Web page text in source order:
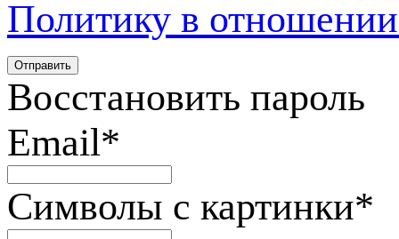
Политику в
Восстановить пароль
Email*
Символы с картинки*